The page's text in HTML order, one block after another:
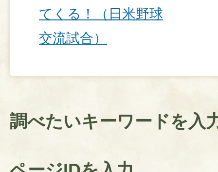
てくる！（日米野球
交流試合）
調べたいキーワードを入